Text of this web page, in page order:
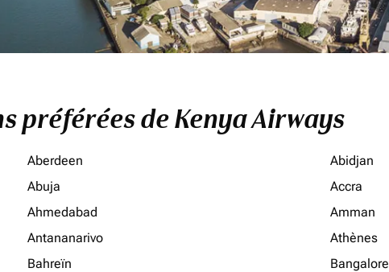
préférées de Kenya Airways
Aberdeen
Abidjan
Abuja
Accra
Ahmedabad
Amman
Antananarivo
Athènes
Bahreïn Bangalore